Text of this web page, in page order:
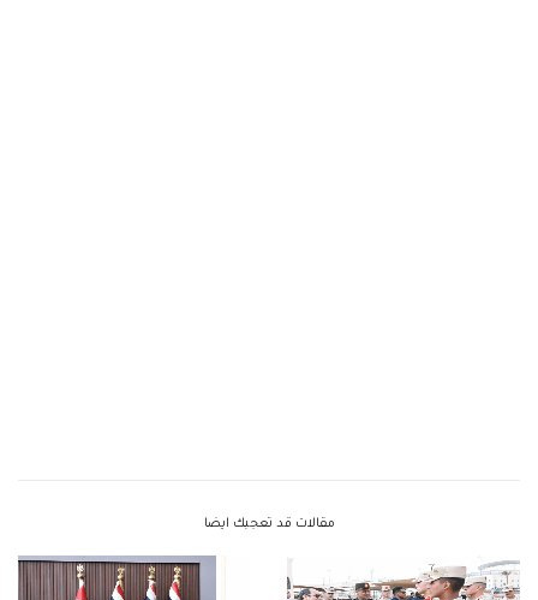
مقالات قد تعجبك ايضا